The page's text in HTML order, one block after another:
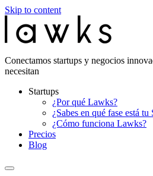
Skip to content
Conectamos startups y negocios
necesitan
Startups
¿Por qué Lawks?
¿Sabes en qué fase está tu
¿Cómo funciona Lawks?
Precios
Blog